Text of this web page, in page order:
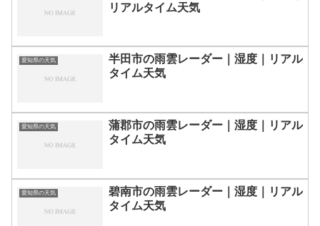
リアルタイム天気
愛知県の天気
半田市の雨雲レーダー｜湿度｜リアル
タイム天気
愛知県の天気
蒲郡市の雨雲レーダー｜湿度｜リアル
タイム天気
愛知県の天気
碧南市の雨雲レーダー｜湿度｜リアル
タイム天気